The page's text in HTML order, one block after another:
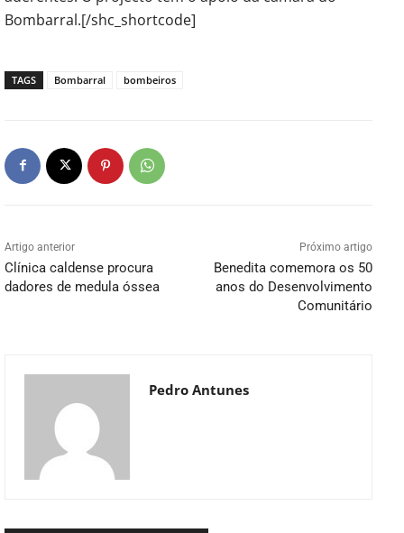
Bombarral.[/shc_shortcode]
TAGS Bombarral bombeiros
Artigo anterior
Clínica caldense procura
dadores de medula óssea
Próximo artigo
Benedita comemora os 50
anos do Desenvolvimento
Comunitário
Pedro Antunes